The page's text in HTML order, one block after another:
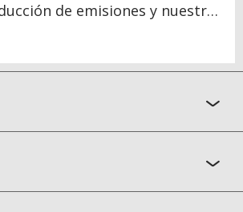
de emisiones y nuestra